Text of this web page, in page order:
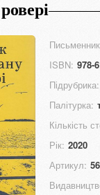
ISBN: 978-
Підрубрика:
Палітурка:
Кількість
Рік: 2020
Артикул: